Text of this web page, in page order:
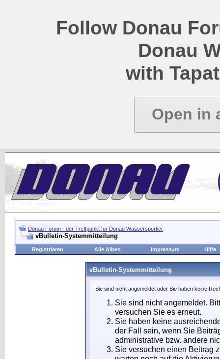
Follow Donau
Donau
with
Open in
Donau Forum - der Treffpunkt für Donau Wassersportler
vBulletin-Systemmitteilung
Registrieren Alle Alben Impressum Hilfe
vBulletin-Systemmitteilung
Sie sind nicht angemeldet oder Sie haben keine
Sie sind nicht angemeldet.
versuchen Sie es erneut.
Sie haben keine
der Fall sein, wenn Sie
administrative bzw. andere
Sie versuchen einen Beitrag